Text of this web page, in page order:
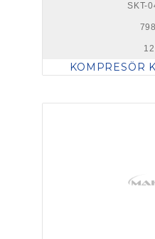
SKT-
KOMPRESÖR